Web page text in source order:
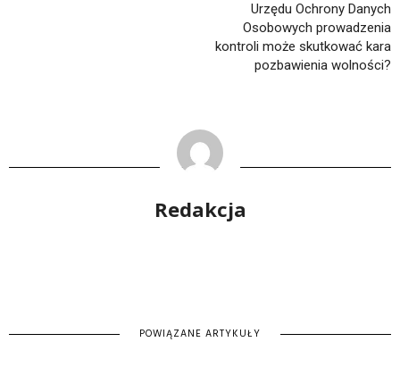
Urzędu Ochrony Danych
Osobowych prowadzenia
kontroli może skutkować kara
pozbawienia wolności?
Redakcja
POWIĄZANE ARTYKUŁY